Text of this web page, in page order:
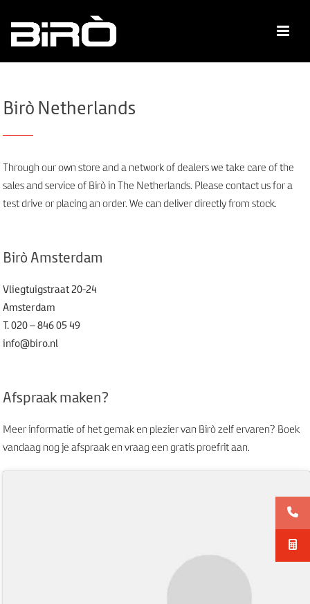
Birò Netherlands
Through our own store and a network of dealers we take care of the
sales and service of Birò in The Netherlands. Please contact us for a
test drive or placing an order. We can deliver directly from stock.
Birò Amsterdam
Vliegtuigstraat 20-24
Amsterdam
T. 020 – 846 05 49
info@biro.nl
Afspraak maken?
Meer informatie of het gemak en plezier van Birò zelf ervaren? Boek
vandaag nog je afspraak en vraag een gratis proefrit aan.